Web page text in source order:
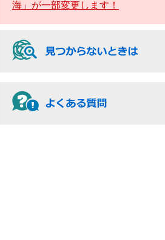
海」が一部変更します！